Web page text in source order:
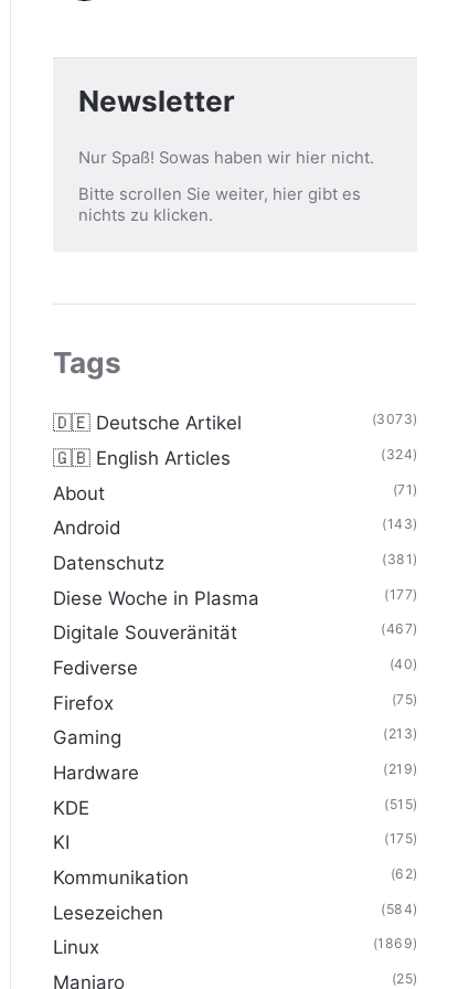
Newsletter
Nur Spaß! Sowas haben wir hier nicht.
Bitte scrollen Sie weiter, hier gibt es
nichts zu klicken.
Tags
🇩🇪 Deutsche Artikel (3073)
🇬🇧 English Articles (324)
About (71)
Android (143)
Datenschutz (381)
Diese Woche in Plasma (177)
Digitale Souveränität (467)
Fediverse (40)
Firefox (75)
Gaming (213)
Hardware (219)
KDE (515)
KI (175)
Kommunikation (62)
Lesezeichen (584)
Linux (1869)
Manjaro (25)